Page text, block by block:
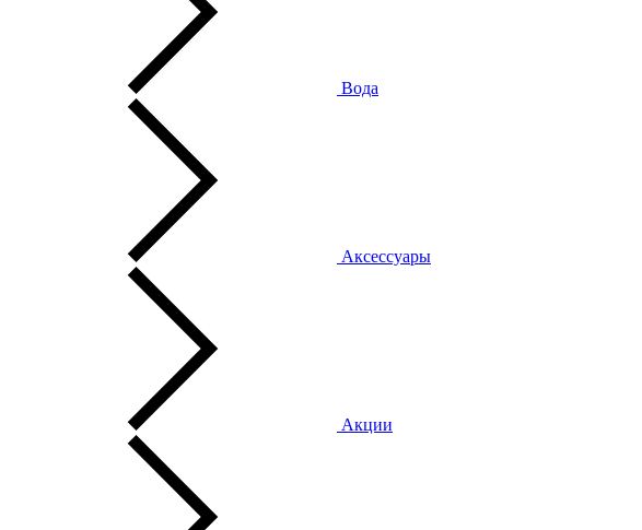
Вода
Аксессуары
Акции